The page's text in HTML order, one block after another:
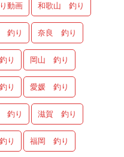
動画 和歌山 釣り
釣り 奈良 釣り
り 岡山 釣り
り 愛媛 釣り
釣り 滋賀 釣り
り 福岡 釣り